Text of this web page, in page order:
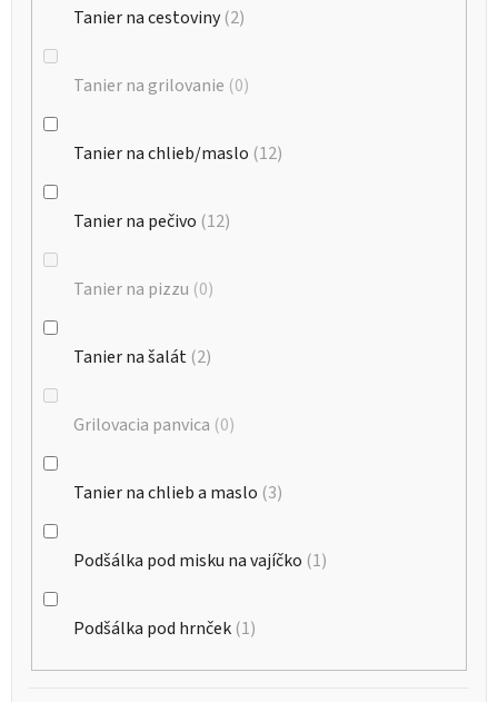
Tanier na cestoviny 2
Tanier na grilovanie 0
Tanier na chlieb/maslo 12
Tanier na pečivo 12
Tanier na pizzu 0
Tanier na šalát 2
Grilovacia panvica 0
Tanier na chlieb a maslo 3
Podšálka pod misku na vajíčko 1
Podšálka pod hrnček 1